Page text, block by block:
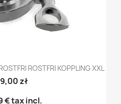
ROSTFRI KOPPLING XXL
zł
€tax incl.